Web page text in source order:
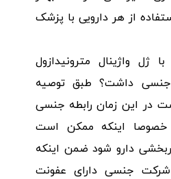
از هر دارویی با پزشک
ژل واژینال مترونیدازول
جنسی داشت؟ طبق توصیه
در این زمان رابطه جنسی
خصوصا اینکه ممکن است
دارو شود ضمن اینکه
جنسی دارای عفونت